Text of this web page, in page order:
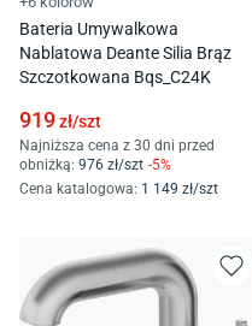
Bateria Umywalkowa
Nablatowa Deante Silia Brąz
Szczotkowana Bqs_C24K
919zł/szt
Najniższa cena z 30 dni przed
obniżką: 976 zł/szt -5%
Cena katalogowa: 1 149 zł/szt